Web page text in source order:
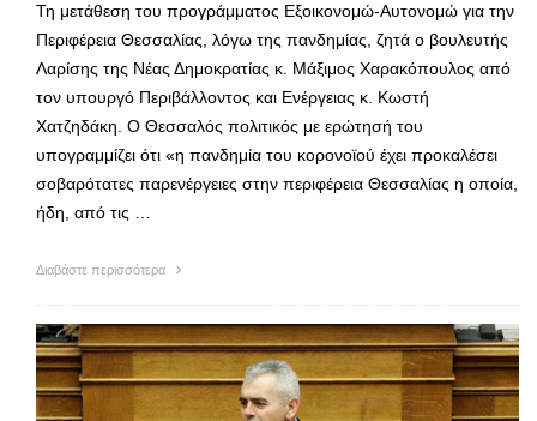
Τη μετάθεση του προγράμματος Εξοικονομώ-Αυτονομώ για την
Περιφέρεια Θεσσαλίας, λόγω της πανδημίας, ζητά ο βουλευτής
Λαρίσης της Νέας Δημοκρατίας κ. Μάξιμος Χαρακόπουλος από
τον υπουργό Περιβάλλοντος και Ενέργειας κ. Κωστή
Χατζηδάκη. Ο Θεσσαλός πολιτικός με ερώτησή του
υπογραμμίζει ότι «η πανδημία του κορονοϊού έχει προκαλέσει
σοβαρότατες παρενέργειες στην περιφέρεια Θεσσαλίας η οποία,
ήδη, από τις …
Διαβάστε περισσότερα